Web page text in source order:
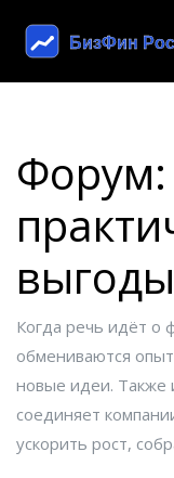
выгоды
Когда речь идёт о
обмениваются
новые идеи. Также
соединяет
ускорить рост,